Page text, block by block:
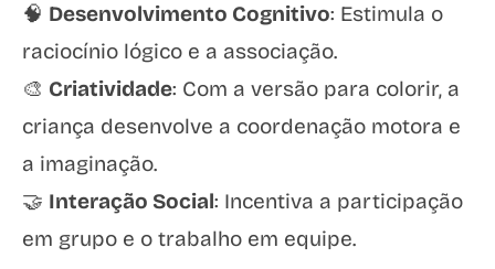
🧠 Desenvolvimento Cognitivo: Estimula o
raciocínio lógico e a associação.
🎨 Criatividade: Com a versão para colorir, a
criança desenvolve a coordenação motora e
a imaginação.
🤝 Interação Social: Incentiva a participação
em grupo e o trabalho em equipe.